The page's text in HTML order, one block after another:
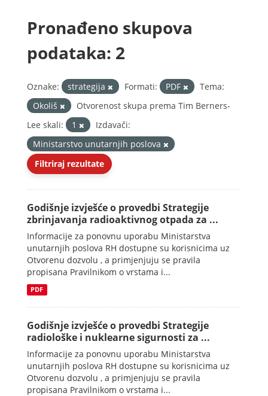
Pronađeno skupova
podataka: 2
Oznake: strategija Formati: PDF
Tema:
Okoliš
Otvorenost skupa prema Tim Berners-
Lee skali:
1
Izdavači:
Ministarstvo unutarnjih poslova
Filtriraj rezultate
Godišnje izvješće o provedbi Strategije
zbrinjavanja radioaktivnog otpada za ...
Informacije za ponovnu uporabu Ministarstva
unutarnjih poslova RH dostupne su korisnicima uz
Otvorenu dozvolu , a primjenjuju se pravila
propisana Pravilnikom o vrstama i...
PDF
Godišnje izvješće o provedbi Strategije
radiološke i nuklearne sigurnosti za ...
Informacije za ponovnu uporabu Ministarstva
unutarnjih poslova RH dostupne su korisnicima uz
Otvorenu dozvolu , a primjenjuju se pravila
propisana Pravilnikom o vrstama i...